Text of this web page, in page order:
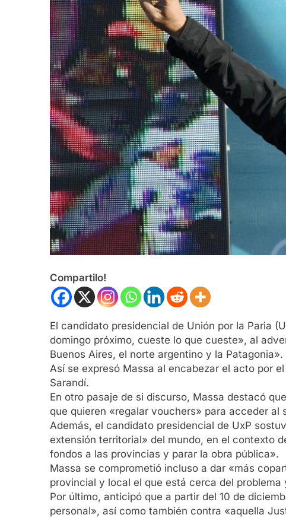
Compartilo!
El candidato presidencial de Unión por la Paria
domingo próximo, cueste lo que cueste», al
Buenos Aires, el norte argentino y la Patagonia».
Así se expresó Massa al encabezar el acto por
Sarandí.
En otro pasaje de si discurso, Massa destacó
que quieren «regalar vouchers» para acceder
Además, el candidato presidencial de UxP
extensión territorial» del mundo, en el contexto
fondos a las provincias y parar la obra pública».
Massa se comprometió incluso a dar «más
provincial y local el que está cerca del problema
Por último, anticipó que a partir del 10 de
personal», así como también contra «aquella